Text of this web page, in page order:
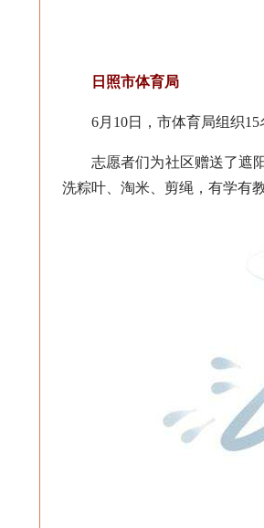
日照市体育局
6月10日，市体育局组织15
志愿者们为社区赠送了遮阳
洗粽叶、淘米、剪绳，有学有